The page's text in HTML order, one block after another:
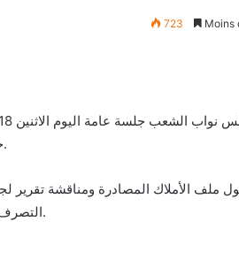
723 Moins
حوار مع وزراء المالية ، والعدل، وأملاك الدولة والشؤون العقارية.
ملف الأملاك المصادرة ومناقشة تقرير
التصرف في المال العام حول منظومة المصادرة والتصرف والإسترجاع.